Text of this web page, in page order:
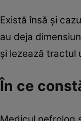
Există însă şi
au deja
şi lezează tractul
În ce